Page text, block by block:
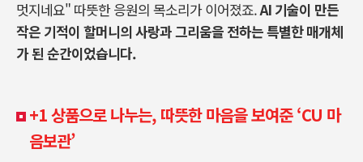
멋지네요" 따뜻한 응원의 목소리가 이어졌죠.AI 기술이 만든
작은 기적이 할머니의 사랑과 그리움을 전하는 특별한 매개체
가 된 순간이었습니다.
+1 상품으로 나누는, 따뜻한 마음을 보여준 ‘CU 마
음보관’